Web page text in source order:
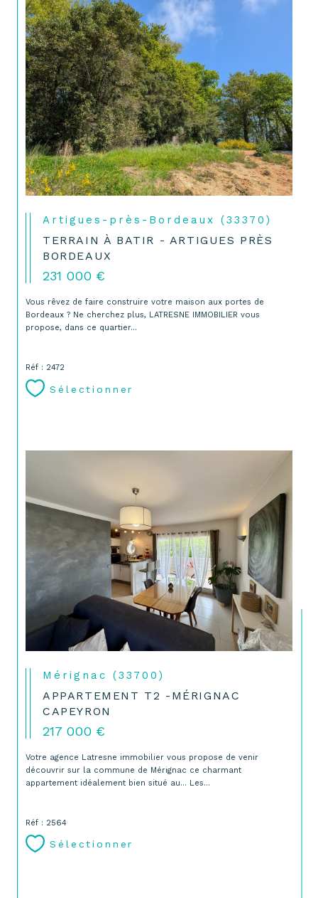
Artigues-près-Bordeaux (33370)
TERRAIN À BATIR - ARTIGUES PRÈS
BORDEAUX
231 000 €
Vous rêvez de faire construire votre maison aux portes de
Bordeaux ? Ne cherchez plus, LATRESNE IMMOBILIER vous
propose, dans ce quartier...
Réf : 2472
Sélectionner
Mérignac (33700)
APPARTEMENT T2 -MÉRIGNAC
CAPEYRON
217 000 €
Votre agence Latresne immobilier vous propose de venir
découvrir sur la commune de Mérignac ce charmant
appartement idéalement bien situé au... Les...
Réf : 2564
Sélectionner